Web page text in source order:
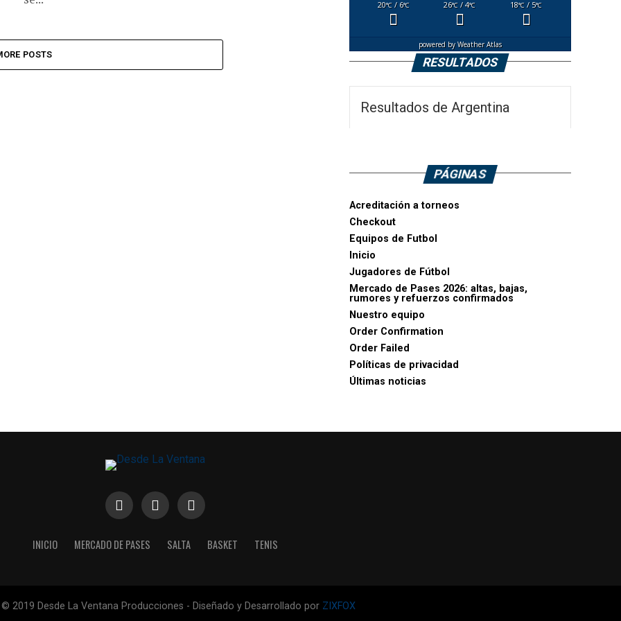
POSTS
20°C/ 6°C 26°C / 4°C 18°C / 5°C
powered byWeather Atlas
RESULTADOS
Resultados de Argentina
PÁGINAS
Acreditación a torneos
Checkout
Equipos de Futbol
Inicio
Jugadores de Fútbol
Mercado de Pases 2026: altas, bajas,
rumores y refuerzos confirmados
Nuestro equipo
Order Confirmation
Order Failed
Políticas de privacidad
Últimas noticias
INICIO MERCADO DE PASES SALTA BASKET TENIS
2019 Desde La Ventana Producciones - Diseñado y Desarrollado por ZIXFOX